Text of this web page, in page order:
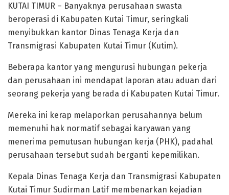
KUTAI TIMUR – Banyaknya perusahaan swasta
beroperasi di Kabupaten Kutai Timur, seringkali
menyibukkan kantor Dinas Tenaga Kerja dan
Transmigrasi Kabupaten Kutai Timur (Kutim).
Beberapa kantor yang mengurusi hubungan pekerja
dan perusahaan ini mendapat laporan atau aduan dari
seorang pekerja yang berada di Kabupaten Kutai Timur.
Mereka ini kerap melaporkan perusahannya belum
memenuhi hak normatif sebagai karyawan yang
menerima pemutusan hubungan kerja (PHK), padahal
perusahaan tersebut sudah berganti kepemilikan.
Kepala Dinas Tenaga Kerja dan Transmigrasi Kabupaten
Kutai Timur Sudirman Latif membenarkan kejadian